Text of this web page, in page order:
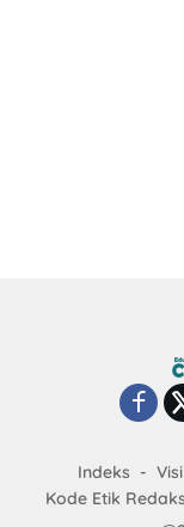
Indeks
Kode Etik